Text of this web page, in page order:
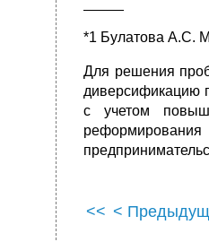
*1 Булатова А.С.
Для решения
диверсификацию
с учетом
<< <